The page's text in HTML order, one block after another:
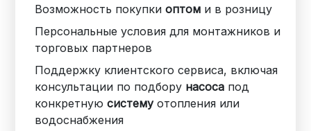
Возможность покупкиоптом и в розницу
Персональные условия для монтажников и
торговых партнеров
Поддержку клиентского сервиса, включая
консультации по подбору насоса под
конкретнуюсистемуотопления или
водоснабжения